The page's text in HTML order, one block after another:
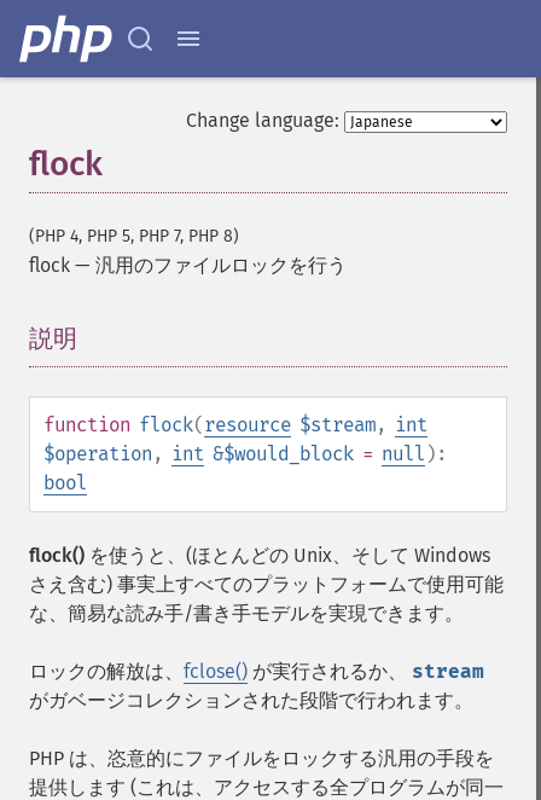
Change language:
flock
(PHP 4, PHP 5, PHP 7, PHP 8)
flock — 汎用のファイルロックを行う
説明
function flock(resource $stream,
int
$operation , int &$would_block = null ):
bool
flock() を使うと、(ほとんどの Unix、そして Windows
さえ含む) 事実上すべてのプラットフォームで使用可能
な、簡易な読み手/書き手モデルを実現できます。
ロックの解放は、 fclose() が実行されるか、 stream
がガベージコレクションされた段階で行われます。
PHP は、恣意的にファイルをロックする汎用の手段を
提供します (これは、アクセスする全プログラムが同一